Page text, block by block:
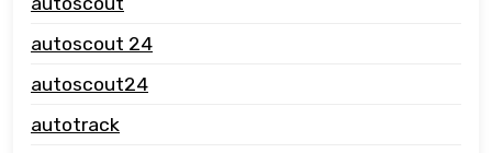
autoscout 24
autoscout24
autotrack